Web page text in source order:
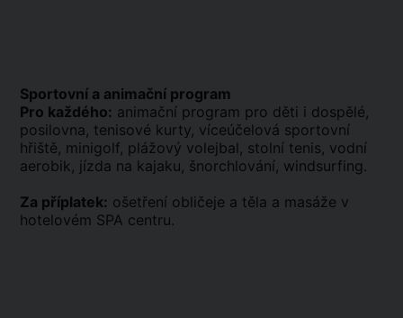
Sportovní a animační program
Pro každého: animační program pro děti i dospělé,
posilovna, tenisové kurty, víceúčelová sportovní
hřiště, minigolf, plážový volejbal, stolní tenis, vodní
aerobik, jízda na kajaku, šnorchlování, windsurfing.
Za příplatek: ošetření obličeje a těla a masáže v
hotelovém SPA centru.